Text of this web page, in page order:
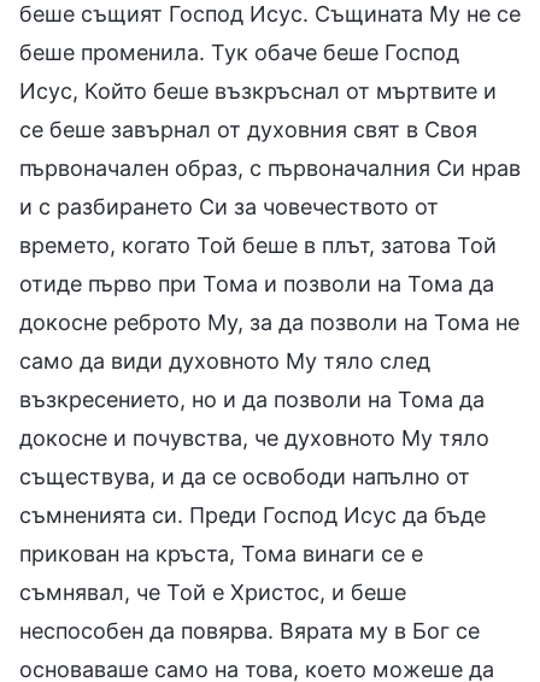
беше същият Господ Исус. Същината Му не се
беше променила. Тук обаче беше Господ
Исус, Който беше възкръснал от мъртвите и
се беше завърнал от духовния свят в Своя
първоначален образ, с първоначалния Си нрав
и с разбирането Си за човечеството от
времето, когато Той беше в плът, затова Той
отиде първо при Тома и позволи на Тома да
докосне реброто Му, за да позволи на Тома не
само да види духовното Му тяло след
възкресението, но и да позволи на Тома да
докосне и почувства, че духовното Му тяло
съществува, и да се освободи напълно от
съмненията си. Преди Господ Исус да бъде
прикован на кръста, Тома винаги се е
съмнявал, че Той е Христос, и беше
неспособен да повярва. Вярата му в Бог се
основаваше само на това, което можеше да